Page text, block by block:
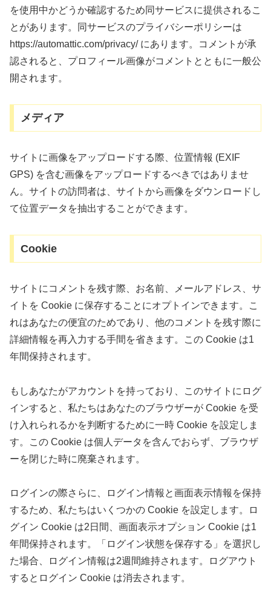
を使用中かどうか確認するため同サービスに提供されるこ
とがあります。同サービスのプライバシーポリシーは
https://automattic.com/privacy/ にあります。コメントが承
認されると、プロフィール画像がコメントとともに一般公
開されます。
メディア
サイトに画像をアップロードする際、位置情報 (EXIF
GPS) を含む画像をアップロードするべきではありませ
ん。サイトの訪問者は、サイトから画像をダウンロードし
て位置データを抽出することができます。
Cookie
サイトにコメントを残す際、お名前、メールアドレス、サ
イトを Cookie に保存することにオプトインできます。こ
れはあなたの便宜のためであり、他のコメントを残す際に
詳細情報を再入力する手間を省きます。この Cookie は1
年間保持されます。
もしあなたがアカウントを持っており、このサイトにログ
インすると、私たちはあなたのブラウザーが Cookie を受
け入れられるかを判断するために一時 Cookie を設定しま
す。この Cookie は個人データを含んでおらず、ブラウザ
ーを閉じた時に廃棄されます。
ログインの際さらに、ログイン情報と画面表示情報を保持
するため、私たちはいくつかの Cookie を設定します。ロ
グイン Cookie は2日間、画面表示オプション Cookie は1
年間保持されます。「ログイン状態を保存する」を選択し
た場合、ログイン情報は2週間維持されます。ログアウト
するとログイン Cookie は消去されます。